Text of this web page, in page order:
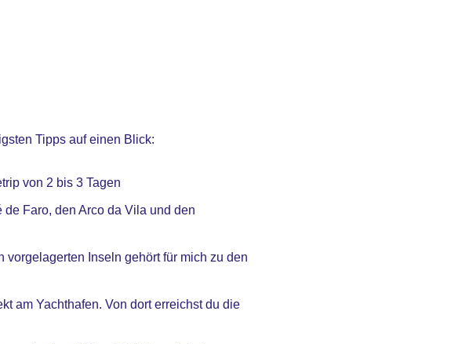
Tipps auf einen Blick:
von 2 bis 3 Tagen
Faro, den Arco da Vila und den
Inseln gehört für mich zu den
am Yachthafen. Von dort erreichst du die